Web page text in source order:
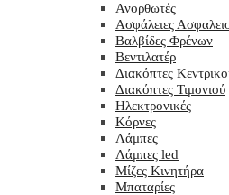
Ανορθωτές
Ασφάλειες
Βαλβίδες Φρένων
Βεντιλατέρ
Διακόπτες
Διακόπτες Τιμονιού
Ηλεκτρονικές
Κόρνες
Λάμπες
Λάμπες led
Μίζες Κινητήρα
Μπαταρίες